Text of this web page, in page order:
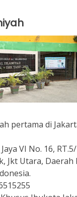
pertama di
VI No. 16,
Jkt Utara,